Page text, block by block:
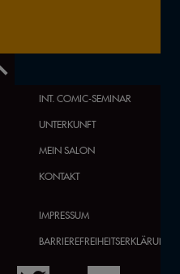
INT. COMIC-SEMINAR
UNTERKUNFT
MEIN SALON
KONTAKT
IMPRESSUM
BARRIEREFREIHEITSERKLÄRUNG